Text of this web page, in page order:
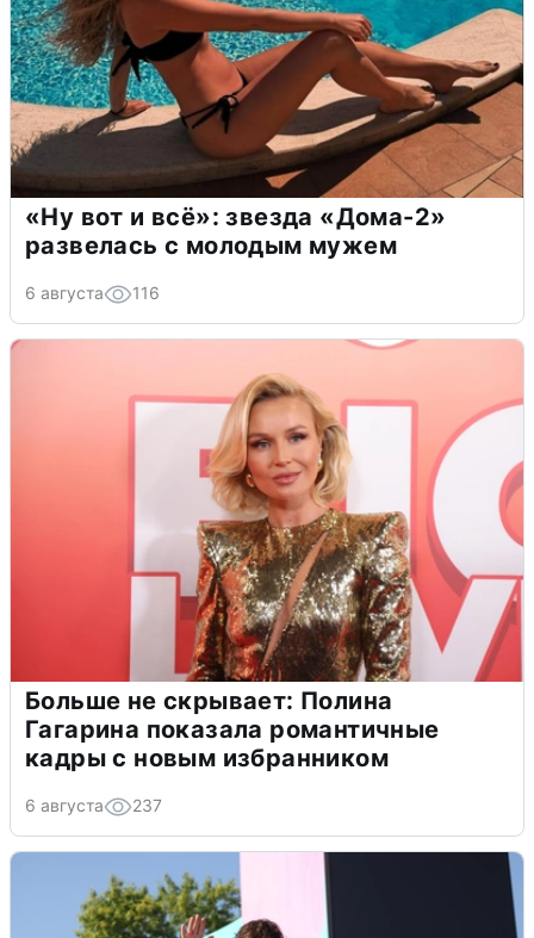
«Ну вот и всё»: звезда «Дома-2»
развелась с молодым мужем
6 августа 116
Больше не скрывает: Полина
Гагарина показала романтичные
кадры с новым избранником
6 августа 237